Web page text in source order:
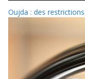
Oujda : des